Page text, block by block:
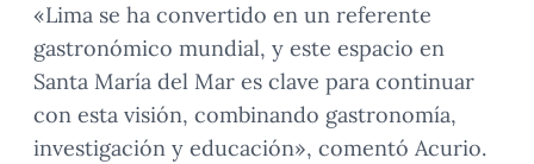
«Lima se ha convertido en un referente
gastronómico mundial, y este espacio en
Santa María del Mar es clave para continuar
con esta visión, combinando gastronomía,
investigación y educación», comentó Acurio.